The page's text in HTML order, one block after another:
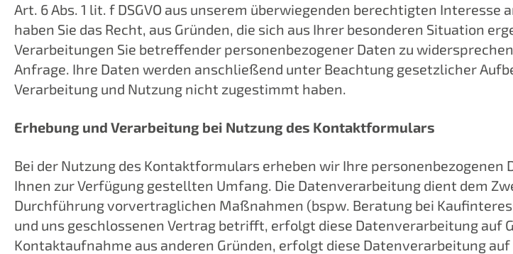
Art. 6 Abs. 1 lit. f DSGVO aus unserem überwiegenden berechtigten
haben Sie das Recht, aus Gründen, die sich aus Ihrer besonderen Situation
Verarbeitungen Sie betreffender personenbezogener Daten zu
Anfrage. Ihre Daten werden anschließend unter Beachtung gesetzlicher
Verarbeitung und Nutzung nicht zugestimmt haben.
Erhebung und Verarbeitung bei Nutzung des Kontaktformulars
Bei der Nutzung des Kontaktformulars erheben wir Ihre
Ihnen zur Verfügung gestellten Umfang. Die Datenverarbeitung dient dem
Durchführung vorvertraglichen Maßnahmen (bspw. Beratung bei
und uns geschlossenen Vertrag betrifft, erfolgt diese Datenverarbeitung auf
Kontaktaufnahme aus anderen Gründen, erfolgt diese Datenverarbeitung auf